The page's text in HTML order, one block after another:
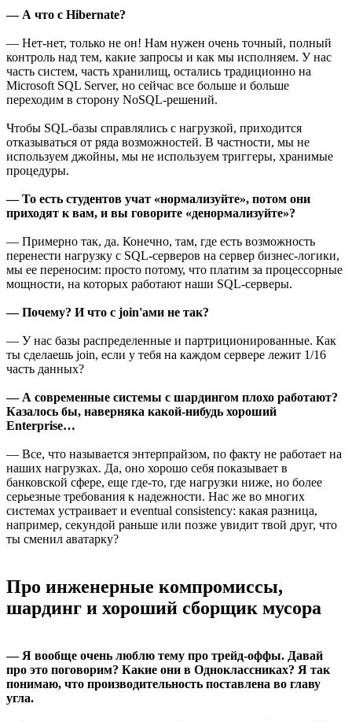
— А что с Hibernate?
— Нет-нет, только не он! Нам нужен очень точный, полный
контроль над тем, какие запросы и как мы исполняем. У нас
часть систем, часть хранилищ, остались традиционно на
Microsoft SQL Server, но сейчас все больше и больше
переходим в сторону NoSQL-решений.
Чтобы SQL-базы справлялись с нагрузкой, приходится
отказываться от ряда возможностей. В частности, мы не
используем джойны, мы не используем триггеры, хранимые
процедуры.
— То есть студентов учат «нормализуйте», потом они
приходят к вам, и вы говорите «денормализуйте»?
— Примерно так, да. Конечно, там, где есть возможность
перенести нагрузку с SQL-серверов на сервер бизнес-логики,
мы ее переносим: просто потому, что платим за процессорные
мощности, на которых работают наши SQL-серверы.
— Почему? И что с join'ами не так?
— У нас базы распределенные и партриционированные. Как
ты сделаешь join, если у тебя на каждом сервере лежит 1/16
часть данных?
— А современные системы с шардингом плохо работают?
Казалось бы, наверняка какой-нибудь хороший
Enterprise…
— Все, что называется энтерпрайзом, по факту не работает на
наших нагрузках. Да, оно хорошо себя показывает в
банковской сфере, еще где-то, где нагрузки ниже, но более
серьезные требования к надежности. Нас же во многих
системах устраивает и eventual consistency: какая разница,
например, секундой раньше или позже увидит твой друг, что
ты сменил аватарку?
Про инженерные компромиссы,
шардинг и хороший сборщик мусора
— Я вообще очень люблю тему про трейд-оффы. Давай
про это поговорим? Какие они в Одноклассниках? Я так
понимаю, что производительность поставлена во главу
угла.